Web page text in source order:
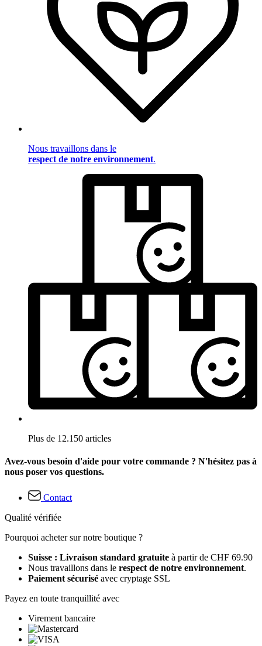
Nous travaillons dans le
respect de notre environnement.
Plus de 12.150 articles
Avez-vous besoin d'aide pour votre commande ? N'hésitez pas à
nous poser vos questions.
Contact
Qualité vérifiée
Pourquoi acheter sur notre boutique ?
Suisse : Livraison standard gratuite à partir de CHF 69.90
Nous travaillons dans le respect de notre environnement.
Paiement sécurisé avec cryptage SSL
Payez en toute tranquillité avec
Virement bancaire